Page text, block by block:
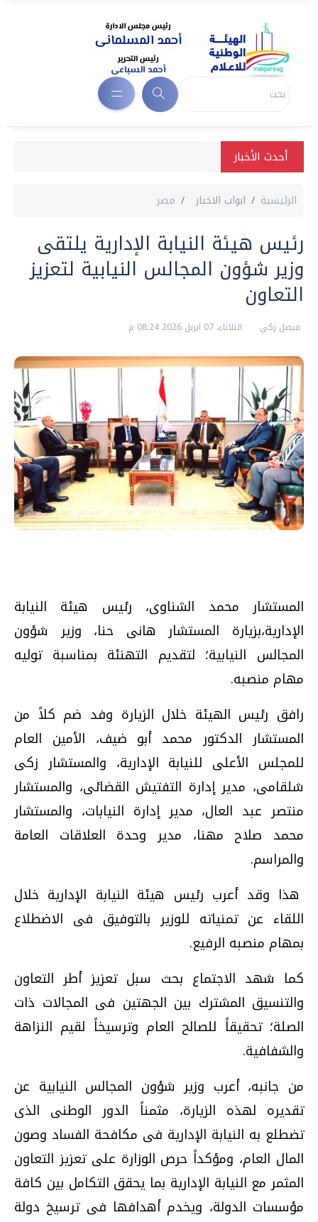
أحدث الأخبار
الرئيسية ابواب الاخبار مصر
رئيس هيئة النيابة الإدارية يلتقى
وزير شؤون المجالس النيابية لتعزيز
التعاون
فيصل زكي الثلاثاء، 07 ابريل 2026 08:24 م
المستشار محمد الشناوى، رئيس هيئة النيابة
الإدارية،بزيارة المستشار هانى حنا، وزير شؤون
المجالس النيابية؛ لتقديم التهنئة بمناسبة توليه
مهام منصبه.
رافق رئيس الهيئة خلال الزيارة وفد ضم كلاً من
المستشار الدكتور محمد أبو ضيف، الأمين العام
للمجلس الأعلى للنيابة الإدارية، والمستشار زكى
شلقامى، مدير إدارة التفتيش القضائى، والمستشار
منتصر عبد العال، مدير إدارة النيابات، والمستشار
محمد صلاح مهنا، مدير وحدة العلاقات العامة
والمراسم.
هذا وقد أعرب رئيس هيئة النيابة الإدارية خلال
اللقاء عن تمنياته للوزير بالتوفيق فى الاضطلاع
بمهام منصبه الرفيع.
كما شهد الاجتماع بحث سبل تعزيز أطر التعاون
والتنسيق المشترك بين الجهتين فى المجالات ذات
الصلة؛ تحقيقاً للصالح العام وترسيخاً لقيم النزاهة
والشفافية.
من جانبه، أعرب وزير شؤون المجالس النيابية عن
تقديره لهذه الزيارة، مثمناً الدور الوطنى الذى
تضطلع به النيابة الإدارية فى مكافحة الفساد وصون
المال العام، ومؤكداً حرص الوزارة على تعزيز التعاون
المثمر مع النيابة الإدارية بما يحقق التكامل بين كافة
مؤسسات الدولة، ويخدم أهدافها فى ترسيخ دولة